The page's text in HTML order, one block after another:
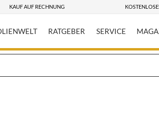
KAUF AUF RECHNUNG
RATGEBER SERVICE